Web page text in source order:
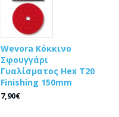
Wevora Κόκκινο
Σφουγγάρι
Γυαλίσματος Hex T20
Finishing 150mm
7,90€